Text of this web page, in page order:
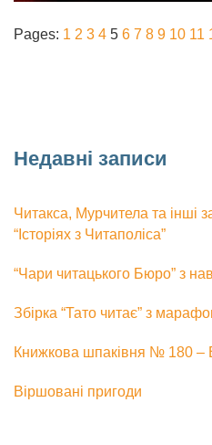
Pages: 1 2 3 4 5 6 7 8 9 10 11
Недавні записи
Читакса, Мурчитела та інші
“Історіях з Читаполіса”
“Чари читацького Бюро” з
Збірка “Тато читає” з
Книжкова шпаківня № 180 –
Віршовані пригоди